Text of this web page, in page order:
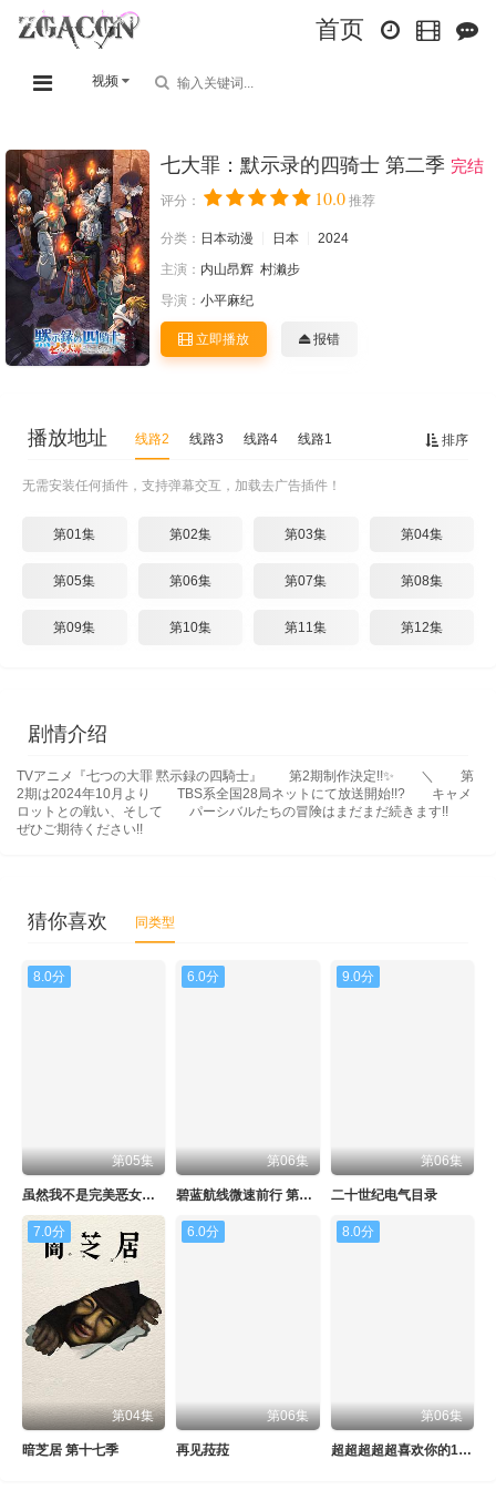
首页
视频
七大罪：默示录的四骑士 第二季 完结
评分： 10.0 推荐
分类： 日本动漫 日本
2024
主演： 内山昂辉 村濑步
导演： 小平麻纪
立即播放 报错
排序
播放地址 线路2 线路3 线路4 线路1
无需安装任何插件，支持弹幕交互，加载去广告插件！
第01集 第02集 第03集 第04集
第05集 第06集 第07集 第08集
第09集 第10集 第11集 第12集
剧情介绍
TVアニメ『七つの大罪 黙示録の四騎士』 第2期制作決定!!✨ ＼ 第
2期は2024年10月より TBS系全国28局ネットにて放送開始!!? キャメ
ロットとの戦い、そして パーシバルたちの冒険はまだまだ続きます!!
ぜひご期待ください!!
猜你喜欢 同类型
8.0分
第05集
虽然我不是完美恶女～雏宫蝶鼠替换传～
6.0分
第06集
碧蓝航线微速前行 第二季
9.0分
第06集
二十世纪电气目录
7.0分
第04集
暗芝居 第十七季
6.0分
第06集
再见菈菈
8.0分
第06集
超超超超超喜欢你的100个女朋友 第三季